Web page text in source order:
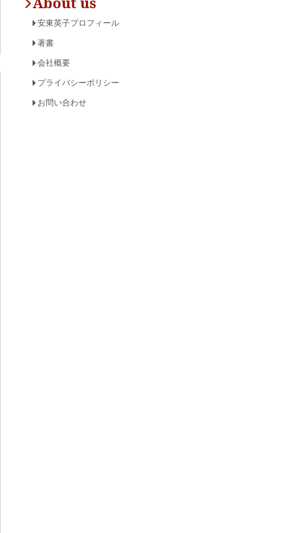
安東英子プロフィール
著書
会社概要
プライバシーポリシー
お問い合わせ